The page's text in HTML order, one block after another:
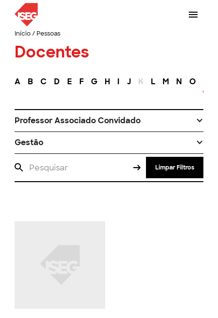
Início/ Pessoas
Docentes
A B C D E F G H I J K L M N O
Professor Associado Convidado
Gestão
Limpar Filtros